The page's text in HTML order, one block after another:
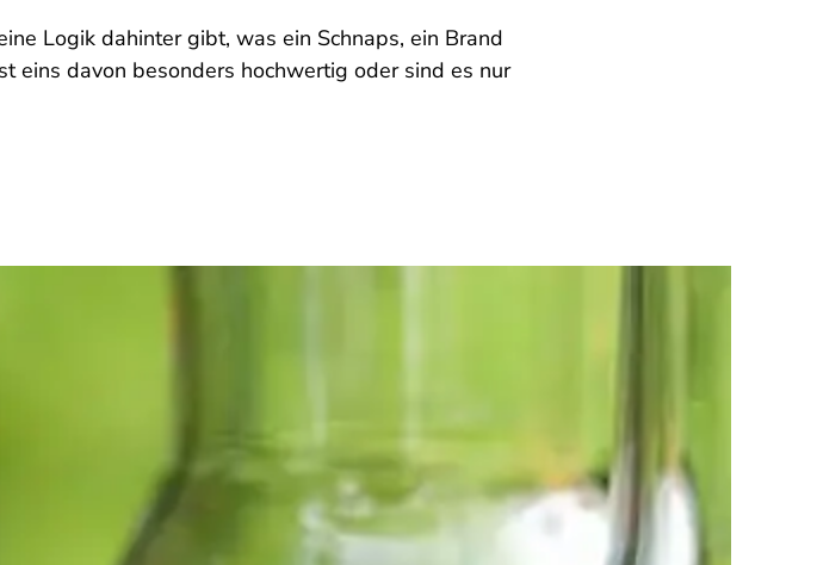
Logik dahinter gibt, was ein Schnaps, ein Brand
eins davon besonders hochwertig oder sind es nur